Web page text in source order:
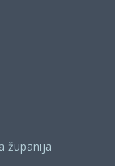
županija